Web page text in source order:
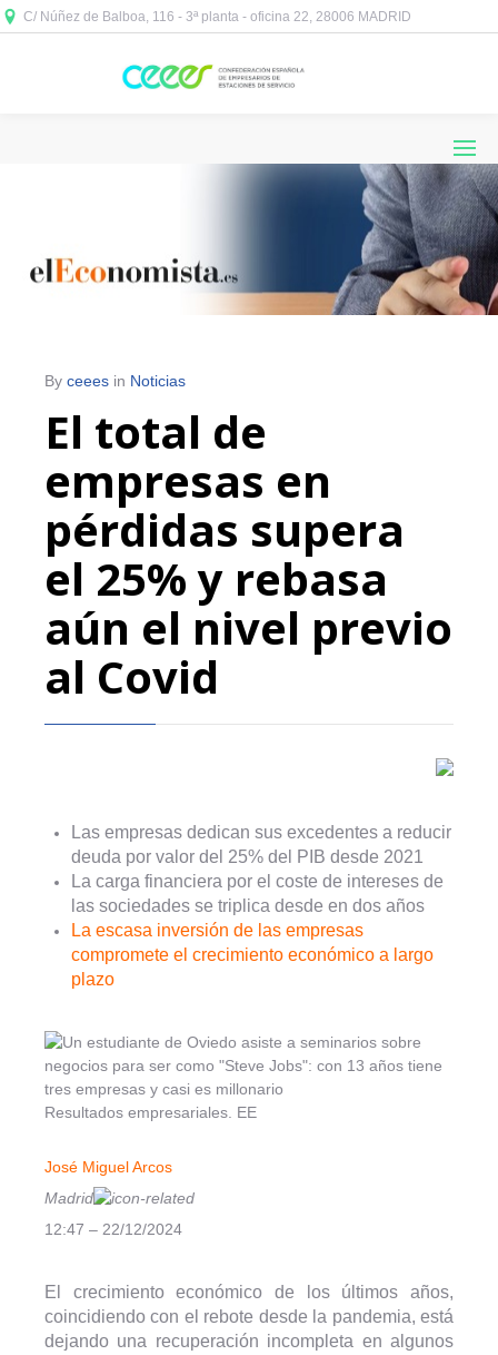
C/ Núñez de Balboa, 116 - 3ª planta - oficina 22, 28006 MADRID
By ceees in Noticias
El total de
empresas en
pérdidas supera
el 25% y rebasa
aún el nivel previo
al Covid
Las empresas dedican sus excedentes a reducir
deuda por valor del 25% del PIB desde 2021
La carga financiera por el coste de intereses de
las sociedades se triplica desde en dos años
La escasa inversión de las empresas
compromete el crecimiento económico a largo
plazo
Resultados empresariales. EE
José Miguel Arcos
Madrid
12:47 – 22/12/2024
El crecimiento económico de los últimos años,
coincidiendo con el rebote desde la pandemia, está
dejando una recuperación incompleta en algunos